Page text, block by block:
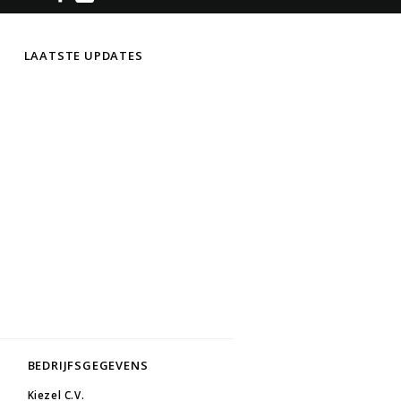
LAATSTE UPDATES
BEDRIJFSGEGEVENS
Kiezel C.V.